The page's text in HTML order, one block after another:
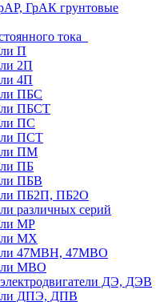
ГрАК грунтовые
тока
П
2П
4П
ПБС
ПБСТ
ПС
ПСТ
ПМ
ПБ
ПБВ
ПБ2П, ПБ2О
различных серий
МР
MX
47MBH, 47МВО
MBO
ДЭ, ДЭВ
ДПЭ, ДПВ